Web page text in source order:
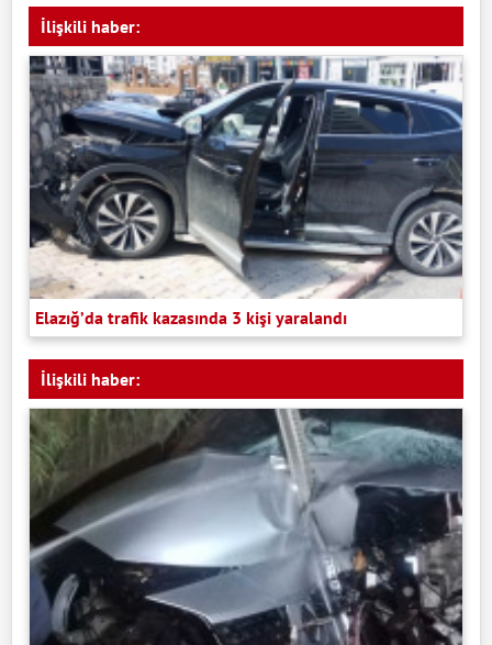
İlişkili haber:
Elazığ’da trafik kazasında 3 kişi yaralandı
İlişkili haber: